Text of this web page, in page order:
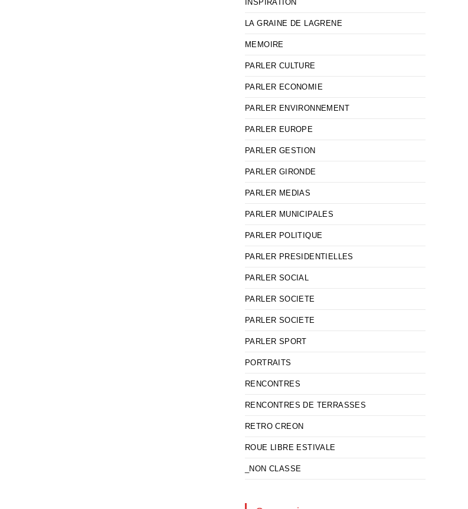
INSPIRATION
LA GRAINE DE LAGRENE
MEMOIRE
PARLER CULTURE
PARLER ECONOMIE
PARLER ENVIRONNEMENT
PARLER EUROPE
PARLER GESTION
PARLER GIRONDE
PARLER MEDIAS
PARLER MUNICIPALES
PARLER POLITIQUE
PARLER PRESIDENTIELLES
PARLER SOCIAL
PARLER SOCIETE
PARLER SOCIETE
PARLER SPORT
PORTRAITS
RENCONTRES
RENCONTRES DE TERRASSES
RETRO CREON
ROUE LIBRE ESTIVALE
_NON CLASSE